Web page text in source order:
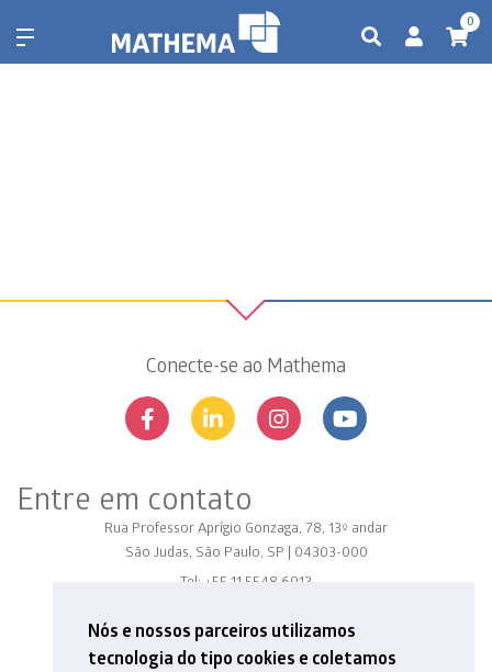
Nós e nossos parceiros utilizamos
tecnologia do tipo cookies e coletamos
0
Conecte-se ao Mathema
Entre em contato
Rua Professor Aprígio Gonzaga, 78, 13º andar
São Judas, São Paulo, SP | 04303-000
Tel: +55 11 5548 6912